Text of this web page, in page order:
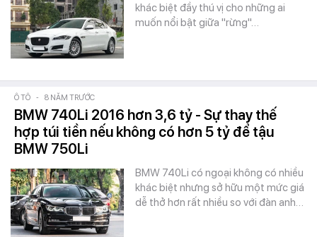
khác biệt đầy thú vị cho những ai
muốn nổi bật giữa "rừng"…
Ô TÔ - 8 NĂM TRƯỚC
BMW 740Li 2016 hơn 3,6 tỷ - Sự thay thế
hợp túi tiền nếu không có hơn 5 tỷ để tậu
BMW 750Li
BMW 740Li có ngoại không có nhiều
khác biệt nhưng sở hữu một mức giá
dễ thở hơn rất nhiều so với đàn anh…